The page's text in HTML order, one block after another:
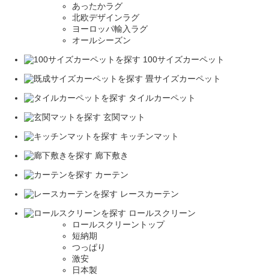
あったかラグ
北欧デザインラグ
ヨーロッパ輸入ラグ
オールシーズン
100サイズカーペット
畳サイズカーペット
タイルカーペット
玄関マット
キッチンマット
廊下敷き
カーテン
レースカーテン
ロールスクリーン
ロールスクリーントップ
短納期
つっぱり
激安
日本製